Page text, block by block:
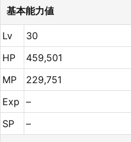
基本能力値
Lv
30
HP
459,501
MP
229,751
Exp
–
SP
–